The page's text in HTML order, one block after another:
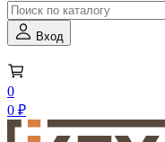
Вход
0
0 ₽